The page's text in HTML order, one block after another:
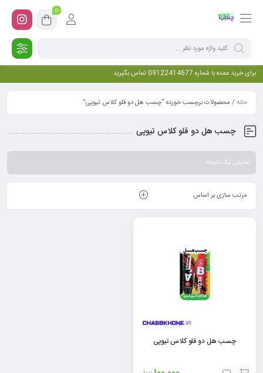
0
برای خرید عمده با شماره 09122414677 تماس بگیرید
خانه/ محصولات برچسب خورده “چسب هل دو قلو کلاس تیوپی”
چسب هل دو قلو کلاس تیوپی
نمایش یک نتیجه
مرتب سازی بر اساس
چسب هل دو قلو کلاس تیوپی